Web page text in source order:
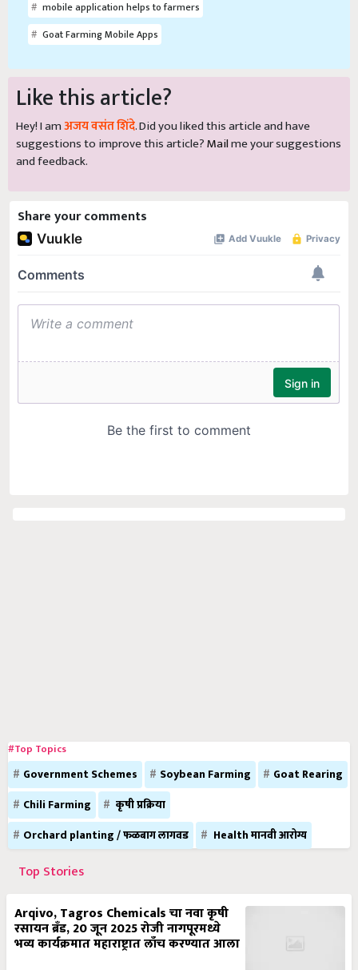
mobile application helps to farmers
Goat Farming Mobile Apps
Like this article?
Hey! I amअजय वसंत शिंदे. Did you liked this article and have
suggestions to improve this article?Mailme your suggestions
and feedback.
Share your comments
#Top Topics
Government Schemes Soybean Farming
Goat Rearing
Chili Farming
कृषी प्रक्रिया
Orchard planting / फळबाग लागवड
Health मानवी आरोग्य
Top Stories
Arqivo, Tagros Chemicals चा नवा कृषी
रसायन ब्रँड, 20 जून 2025 रोजी नागपूरमध्ये
भव्य कार्यक्रमात महाराष्ट्रात लाँच करण्यात आला